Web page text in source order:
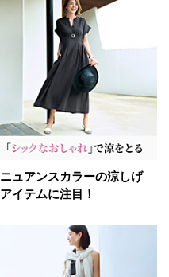
ニュアンスカラーの涼しげ
アイテムに注目！